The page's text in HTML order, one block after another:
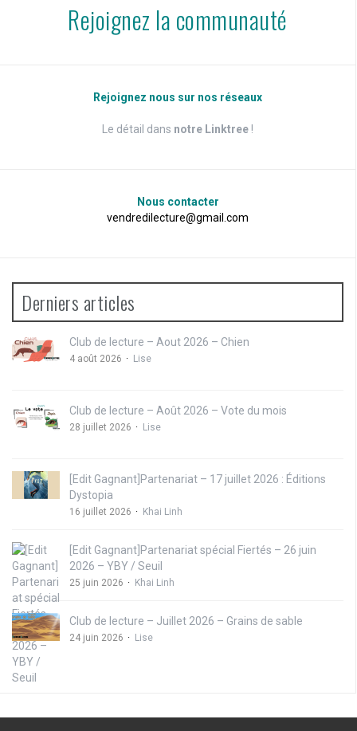
Rejoignez la communauté
Rejoignez nous sur nos réseaux
Le détail dans notre Linktree !
Nous contacter
vendredilecture@gmail.com
Derniers articles
Club de lecture – Aout 2026 – Chien
4 août 2026 Lise
Club de lecture – Août 2026 – Vote du mois
28 juillet 2026 Lise
[Edit Gagnant]Partenariat – 17 juillet 2026 : Éditions
Dystopia
16 juillet 2026 Khai Linh
[Edit Gagnant]Partenariat spécial Fiertés – 26 juin
2026 – YBY / Seuil
25 juin 2026 Khai Linh
Club de lecture – Juillet 2026 – Grains de sable
24 juin 2026 Lise